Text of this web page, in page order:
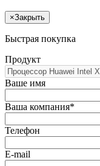
×Закрыть
Быстрая покупка
Продукт
Ваше имя
Ваша компания*
Телефон
E-mail